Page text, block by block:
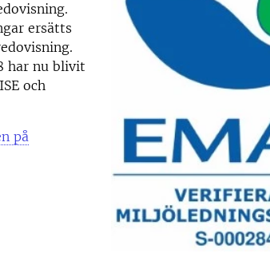
ersätts
har nu blivit
och
på